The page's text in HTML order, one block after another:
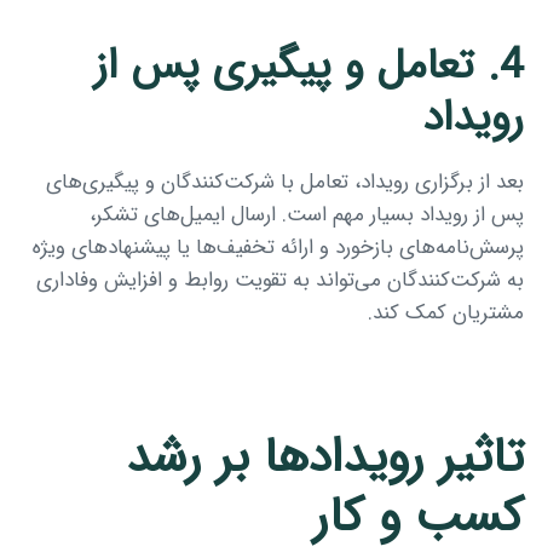
4. تعامل و پیگیری پس از
رویداد
بعد از برگزاری رویداد، تعامل با شرکت‌کنندگان و پیگیری‌های
پس از رویداد بسیار مهم است. ارسال ایمیل‌های تشکر،
پرسش‌نامه‌های بازخورد و ارائه تخفیف‌ها یا پیشنهادهای ویژه
به شرکت‌کنندگان می‌تواند به تقویت روابط و افزایش وفاداری
مشتریان کمک کند.
تاثیر رویدادها بر رشد
کسب و کار